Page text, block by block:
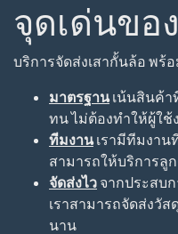
จุดเด่นขอ
บริการจัดส่งเสากั้นล้อ พร้อ
มาตรฐานเน้นสินค้า
ทน ไม่ต้องทำให้ผู้ใช้
ทีมงานเรามีทีมงาน
สามารถให้บริการลู
จัดส่งไว จากประสบ
เราสามารถจัดส่งวัส
นาน